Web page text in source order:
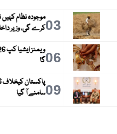
03موجودہ نظام
کرے گی، وزیر
06گا
09سامنے آ گیا